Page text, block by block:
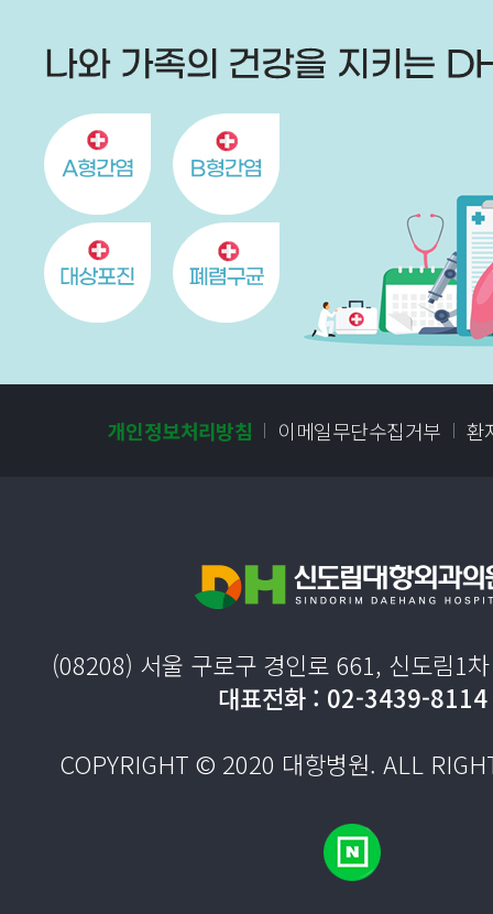
개인정보처리방침 이메일무단수집거부 환
(08208) 서울 구로구 경인로 661, 신도림1
대표전화 : 02-3439-8114
COPYRIGHT © 2020 대항병원. ALL